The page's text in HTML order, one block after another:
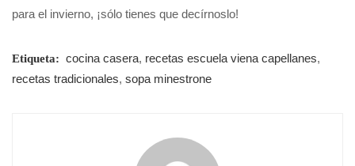
para el invierno, ¡sólo tienes que decírnoslo!
Etiqueta: cocina casera, recetas escuela viena capellanes,
recetas tradicionales, sopa minestrone